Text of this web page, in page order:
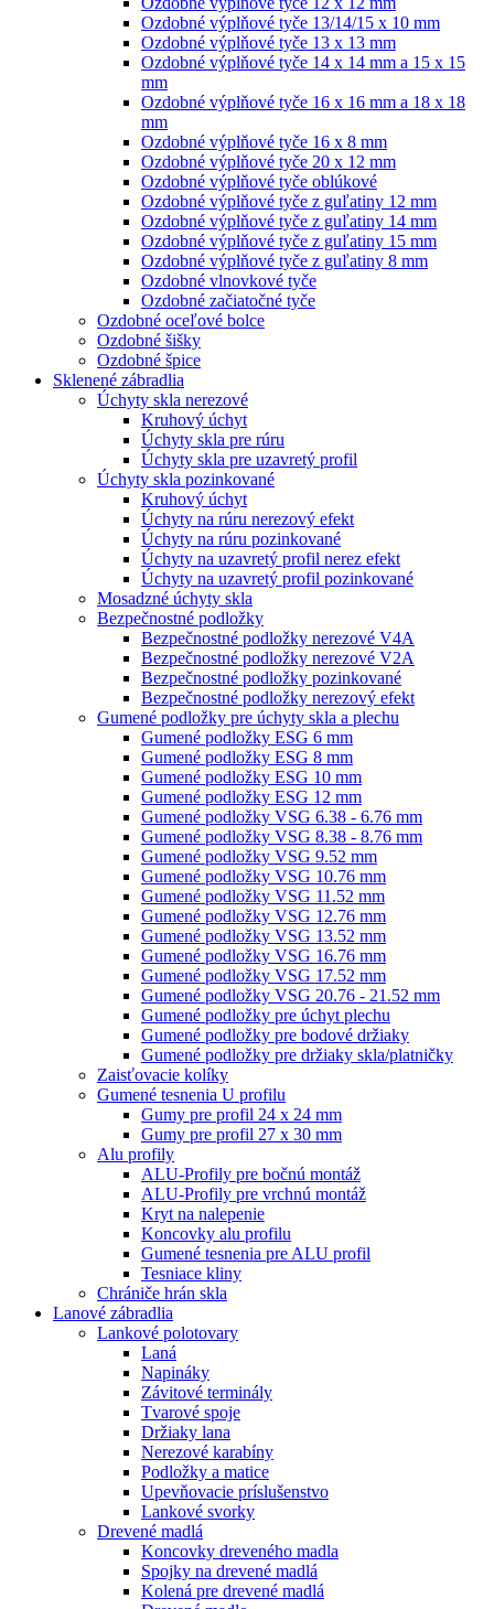
Ozdobné výplňové tyče 13/14/15 x 10 mm
Ozdobné výplňové tyče 13 x 13 mm
Ozdobné výplňové tyče 14 x 14 mm a 15 x 15
mm
Ozdobné výplňové tyče 16 x 16 mm a 18 x 18
mm
Ozdobné výplňové tyče 16 x 8 mm
Ozdobné výplňové tyče 20 x 12 mm
Ozdobné výplňové tyče oblúkové
Ozdobné výplňové tyče z guľatiny 12 mm
Ozdobné výplňové tyče z guľatiny 14 mm
Ozdobné výplňové tyče z guľatiny 15 mm
Ozdobné výplňové tyče z guľatiny 8 mm
Ozdobné vlnovkové tyče
Ozdobné začiatočné tyče
Ozdobné oceľové bolce
Ozdobné šišky
Ozdobné špice
Sklenené zábradlia
Úchyty skla nerezové
Kruhový úchyt
Úchyty skla pre rúru
Úchyty skla pre uzavretý profil
Úchyty skla pozinkované
Kruhový úchyt
Úchyty na rúru nerezový efekt
Úchyty na rúru pozinkované
Úchyty na uzavretý profil nerez efekt
Úchyty na uzavretý profil pozinkované
Mosadzné úchyty skla
Bezpečnostné podložky
Bezpečnostné podložky nerezové V4A
Bezpečnostné podložky nerezové V2A
Bezpečnostné podložky pozinkované
Bezpečnostné podložky nerezový efekt
Gumené podložky pre úchyty skla a plechu
Gumené podložky ESG 6 mm
Gumené podložky ESG 8 mm
Gumené podložky ESG 10 mm
Gumené podložky ESG 12 mm
Gumené podložky VSG 6.38 - 6.76 mm
Gumené podložky VSG 8.38 - 8.76 mm
Gumené podložky VSG 9.52 mm
Gumené podložky VSG 10.76 mm
Gumené podložky VSG 11.52 mm
Gumené podložky VSG 12.76 mm
Gumené podložky VSG 13.52 mm
Gumené podložky VSG 16.76 mm
Gumené podložky VSG 17.52 mm
Gumené podložky VSG 20.76 - 21.52 mm
Gumené podložky pre úchyt plechu
Gumené podložky pre bodové držiaky
Gumené podložky pre držiaky skla/platničky
Zaisťovacie kolíky
Gumené tesnenia U profilu
Gumy pre profil 24 x 24 mm
Gumy pre profil 27 x 30 mm
Alu profily
ALU-Profily pre bočnú montáž
ALU-Profily pre vrchnú montáž
Kryt na nalepenie
Koncovky alu profilu
Gumené tesnenia pre ALU profil
Tesniace kliny
Chrániče hrán skla
Lanové zábradlia
Lankové polotovary
Laná
Napináky
Závitové terminály
Tvarové spoje
Držiaky lana
Nerezové karabíny
Podložky a matice
Upevňovacie príslušenstvo
Lankové svorky
Drevené madlá
Koncovky dreveného madla
Spojky na drevené madlá
Kolená pre drevené madlá